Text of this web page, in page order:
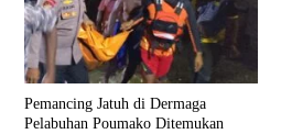
Pemancing Jatuh di Dermaga
Pelabuhan Poumako Ditemukan